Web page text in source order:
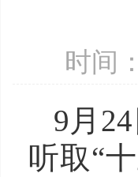
时间
9月
听取“